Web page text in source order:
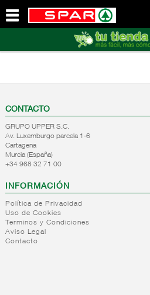
SOMOS
CONTACTO
GRUPO UPPER S.C.
Av. Luxemburgo parcela 1-6
Cartagena
Murcia (España)
+34 968 32 71 00
INFORMACIÓN
Política de Privacidad
Uso de Cookies
Terminos y Condiciones
Aviso Legal
Contacto